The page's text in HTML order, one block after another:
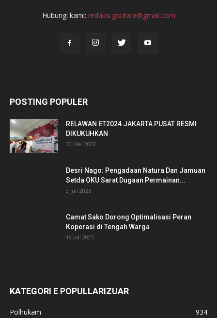
Hubungi kami: redaksi.goutara@gmail.com
POSTING POPULER
RELAWAN ET2024 JAKARTA PUSAT RESMI
DIKUKUHKAN
30 Mei 2022
Desri Nago: Pengadaan Natura Dan Jamuan
Setda OKU Sarat Dugaan Permainan...
3 Juli 2025
Camat Sako Dorong Optimalisasi Peran
Koperasi di Tengah Warga
19 Juli 2025
KATEGORI E POPULLARIZUAR
Polhukam 934